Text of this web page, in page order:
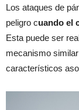
Los ataques de
peligro cuando el
Esta puede ser
mecanismo
característicos